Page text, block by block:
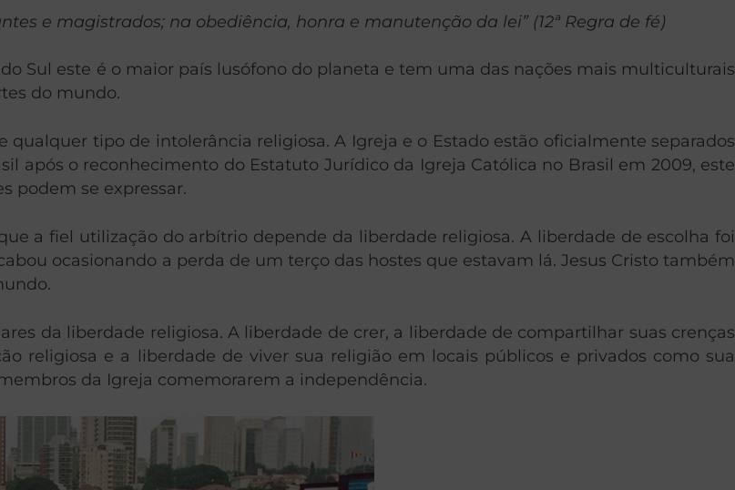
e magistrados; na obediência, honra e manutenção da lei” (12ª Regra de fé)
Sul este é o maior país lusófono do planeta e tem uma das nações mais multiculturais
do mundo.
tipo de intolerância religiosa. A Igreja e o Estado estão oficialmente separados
após o reconhecimento do Estatuto Jurídico da Igreja Católica no Brasil em 2009, este
podem se expressar.
a fiel utilização do arbítrio depende da liberdade religiosa. A liberdade de escolha foi
ocasionando a perda de um terço das hostes que estavam lá. Jesus Cristo também
da liberdade religiosa. A liberdade de crer, a liberdade de compartilhar suas crenças
religiosa e a liberdade de viver sua religião em locais públicos e privados como sua
da Igreja comemorarem a independência.